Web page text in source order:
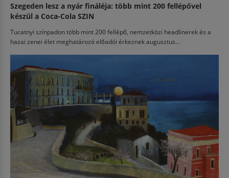
Szegeden lesz a nyár fináléja: több mint 200 fellépővel
készül a Coca-Cola SZIN
Tucatnyi színpadon több mint 200 fellépő, nemzetközi headlinerek és a
hazai zenei élet meghatározó előadói érkeznek augusztus...